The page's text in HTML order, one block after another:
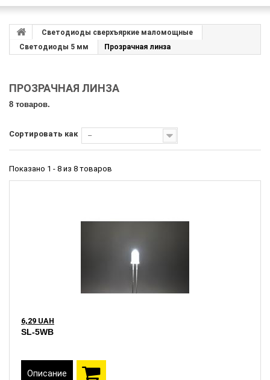
Светодиоды сверхъяркие маломощные
Светодиоды 5 мм
Прозрачная линза
ПРОЗРАЧНАЯ ЛИНЗА
8 товаров.
Сортировать как --
Показано 1 - 8 из 8 товаров
6,29 UAH
SL-5WB
Описание